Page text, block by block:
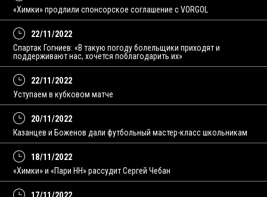
«Химки» продлили спонсорское соглашение с VORGOL
22/11/2022
Спартак Гогниев: «В такую погоду болельщики приходят и
поддерживают нас, хочется поблагодарить их»
22/11/2022
Уступаем в кубковом матче
20/11/2022
Казанцев и Боженов дали футбольный мастер-класс школьникам
18/11/2022
«Химки» и «Пари НН» рассудит Сергей Чебан